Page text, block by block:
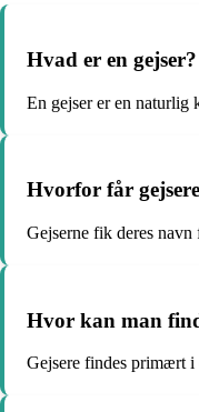
Hvad er en gejser?
En gejser er en naturlig
Hvorfor får
Gejserne fik deres navn
Hvor kan man
Gejsere findes primært i